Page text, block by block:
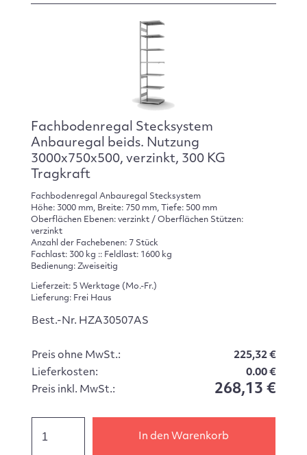
Fachbodenregal Stecksystem
Anbauregal beids. Nutzung
3000x750x500, verzinkt, 300 KG
Tragkraft
Fachbodenregal Anbauregal Stecksystem
Höhe: 3000 mm, Breite: 750 mm, Tiefe: 500 mm
Oberflächen Ebenen: verzinkt / Oberflächen Stützen:
verzinkt
Anzahl der Fachebenen: 7 Stück
Fachlast: 300 kg :: Feldlast: 1600 kg
Bedienung: Zweiseitig
Lieferzeit: 5 Werktage (Mo.-Fr.)
Lieferung: Frei Haus
Best.-Nr. HZA30507AS
Preis ohne MwSt.:
225,32 €
Lieferkosten:
0.00 €
Preis inkl. MwSt.:
268,13 €
In den Warenkorb